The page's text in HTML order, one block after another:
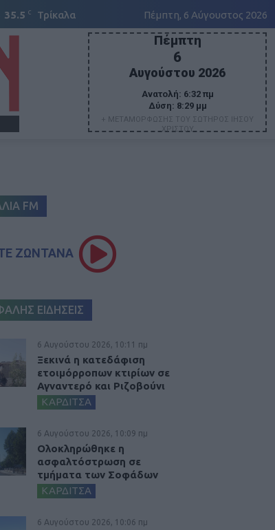
35.5 C Τρίκαλα Πέμπτη, 6 Αύγουστος 2026
Πέμπτη
6
Αυγούστου 2026
Ανατολή: 6:32 πμ
Δύση: 8:29 μμ
+ ΜΕΤΑΜΟΡΦΩΣΗΣ ΤΟΥ ΣΩΤΗΡΟΣ ΙΗΣΟΥ
ΧΡΙΣΤΟΥ
FM
ΖΩΝΤΑΝΑ
ΕΙΔΗΣΕΙΣ
6 Αυγούστου 2026, 10:11 πμ
Ξεκινά η κατεδάφιση
ετοιμόρροπων κτιρίων σε
Αγναντερό και Ριζοβούνι
ΚΑΡΔΙΤΣΑ
6 Αυγούστου 2026, 10:09 πμ
Ολοκληρώθηκε η
ασφαλτόστρωση σε
τμήματα των Σοφάδων
ΚΑΡΔΙΤΣΑ
6 Αυγούστου 2026, 10:06 πμ